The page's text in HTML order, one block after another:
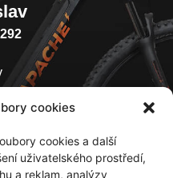
cookies
cookies a další
uživatelského prostředí,
a reklam, analýzy
433
–